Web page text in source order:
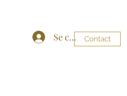
Contact
Se connecter